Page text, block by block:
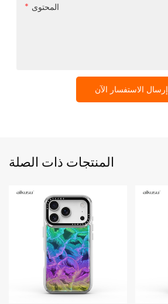
المحتوى
إرسال الاستفسار الآن
المنتجات ذات الصلة